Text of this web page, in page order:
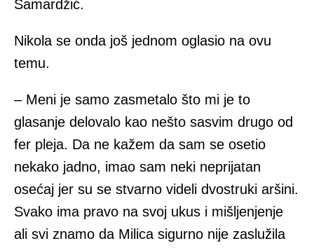
Samardžić.
Nikola se onda još jednom oglasio na ovu
temu.
– Meni je samo zasmetalo što mi je to
glasanje delovalo kao nešto sasvim drugo od
fer pleja. Da ne kažem da sam se osetio
nekako jadno, imao sam neki neprijatan
osećaj jer su se stvarno videli dvostruki aršini.
Svako ima pravo na svoj ukus i mišljenjenje
ali svi znamo da Milica sigurno nije zaslužila